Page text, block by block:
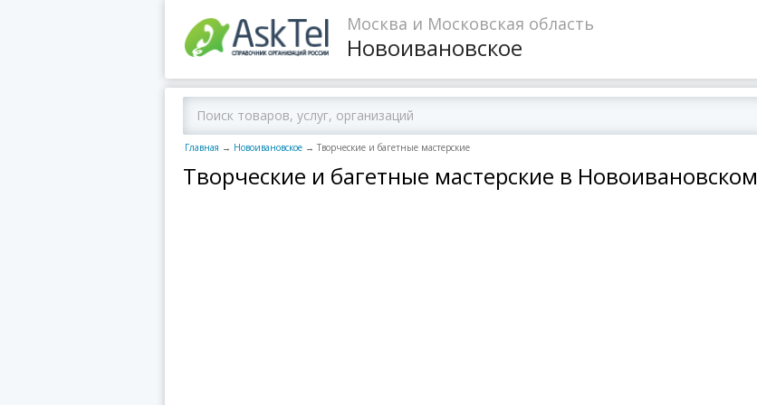
Москва и Московская область
Новоивановское
Главная → Новоивановское → Творческие и багетные мастерские
Творческие и багетные мастерские в Новоивановском